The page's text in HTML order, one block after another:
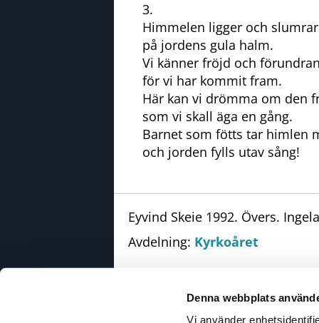
Denna webbplats
Vi använder
3.
Himmelen ligger och slumrar
på jordens gula halm.
Vi känner fröjd och
för vi har kommit fram.
Här kan vi drömma om den
som vi skall äga en gång.
Barnet som fötts tar himlen
och jorden fylls utav sång!
Eyvind Skeie 1992. Övers.
Avdelning: Kyrkoåret